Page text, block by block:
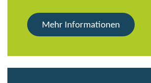
Mehr Informationen